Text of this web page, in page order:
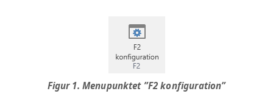
Figur 1. Menupunktet ”F2 konfiguration”